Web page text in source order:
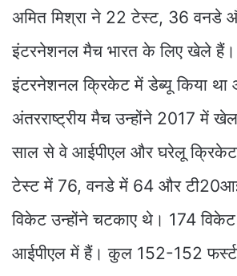
अमित मिश्रा ने 22 टेस्ट, 36 वनडे
इंटरनेशनल मैच भारत के लिए खेले
इंटरनेशनल क्रिकेट में डेब्यू किया था
अंतरराष्ट्रीय मैच उन्होंने 2017 में
साल से वे आईपीएल और घरेलू क्रिकेट
टेस्ट में 76, वनडे में 64 और
विकेट उन्होंने चटकाए थे। 174
आईपीएल में हैं। कुल 152-152